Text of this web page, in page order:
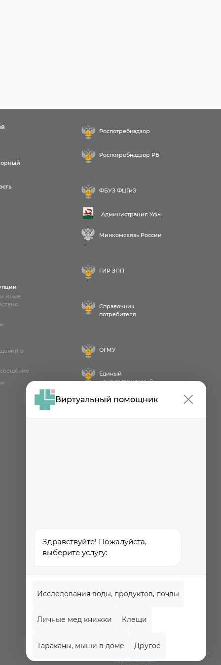
Виртуальный помощник
Здравствуйте! Пожалуйста,
выберите услугу:
Исследования воды, продуктов, почвы
Личные мед книжки Клещи
Тараканы, мыши в доме Другое
иные
о
Роспотребнадзор
Роспотребнадзор РБ
ФБУЗ ФЦГиЭ
Администрация Уфы
Минкомсвязь России
;
ГИР ЗПП
;
Справочник
потребителя
ОГМУ
Единый
консультационный
обработки и
персональных